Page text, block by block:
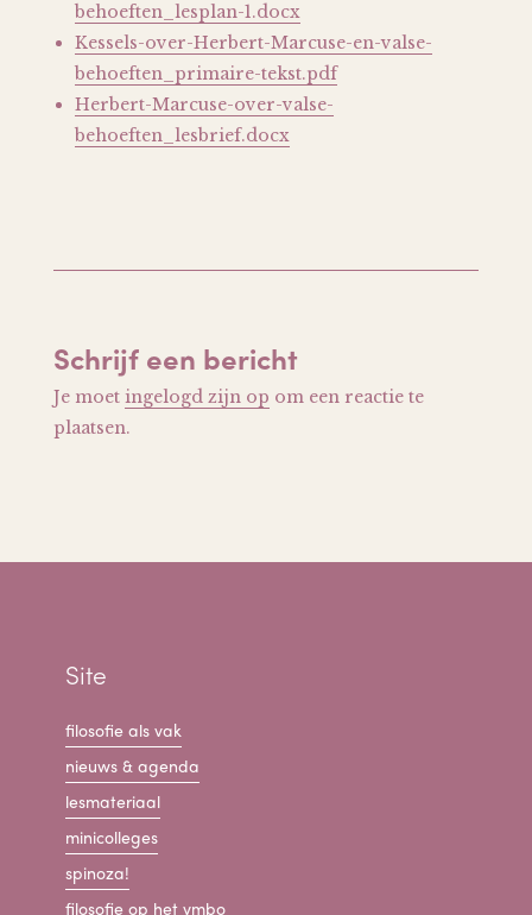
behoeften_lesplan-1.docx
Kessels-over-Herbert-Marcuse-en-valse-
behoeften_primaire-tekst.pdf
Herbert-Marcuse-over-valse-
behoeften_lesbrief.docx
Schrijf een bericht
Je moet ingelogd zijn op om een reactie te
plaatsen.
Site
filosofie als vak
nieuws & agenda
lesmateriaal
minicolleges
spinoza!
filosofie op het vmbo